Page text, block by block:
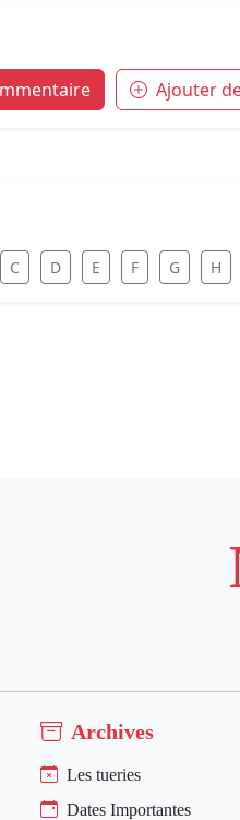
Ajouter
C D E F G H
Archives
Les tueries
Dates Importantes